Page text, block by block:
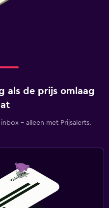
als de prijs omlaag
- alleen met Prijsalerts.